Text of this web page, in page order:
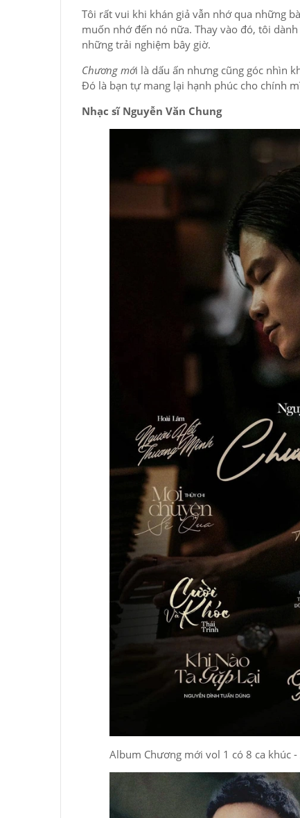
Tôi rất vui khi khán giả vẫn nhớ qua những
muốn nhớ đến nó nữa. Thay vào đó, tôi
những trải nghiệm bây giờ.
Chương mới là dấu ấn nhưng cũng góc nhìn
Đó là bạn tự mang lại hạnh phúc cho chính
Nhạc sĩ Nguyễn Văn Chung
Album Chương mới vol 1 có 8 ca khúc -